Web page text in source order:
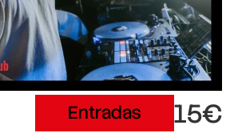
Entradas 15€